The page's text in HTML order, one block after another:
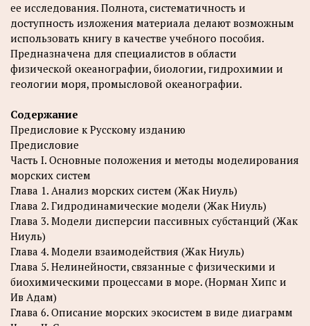
ее исследования. Полнота, систематичность и
доступность изложения материала делают возможным
использовать книгу в качестве учебного пособия.
Предназначена для специалистов в области
физической океанографии, биологии, гидрохимии и
геологии моря, промысловой океанографии.
Содержание
Предисловие к Русскому изданию
Предисловие
Часть I. Основные положения и методы моделирования
морских систем
Глава 1. Анализ морских систем (Жак Ниуль)
Глава 2. Гидродинамические модели (Жак Ниуль)
Глава 3. Модели дисперсии пассивных субстанций (Жак
Ниуль)
Глава 4. Модели взаимодействия (Жак Ниуль)
Глава 5. Нелинейности, связанные с физическими и
биохимическими процессами в море. (Норман Хипс и
Ив Адам)
Глава 6. Описание морских экосистем в виде диаграмм